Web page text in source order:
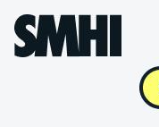
Hoppa till sidans innehåll